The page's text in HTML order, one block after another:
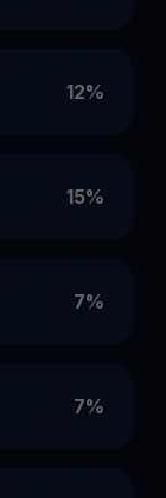
12%
15%
7%
7%